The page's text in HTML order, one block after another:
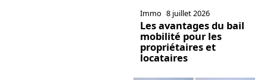
Immo 8 juillet 2026
Les avantages du bail
mobilité pour les
propriétaires et
locataires